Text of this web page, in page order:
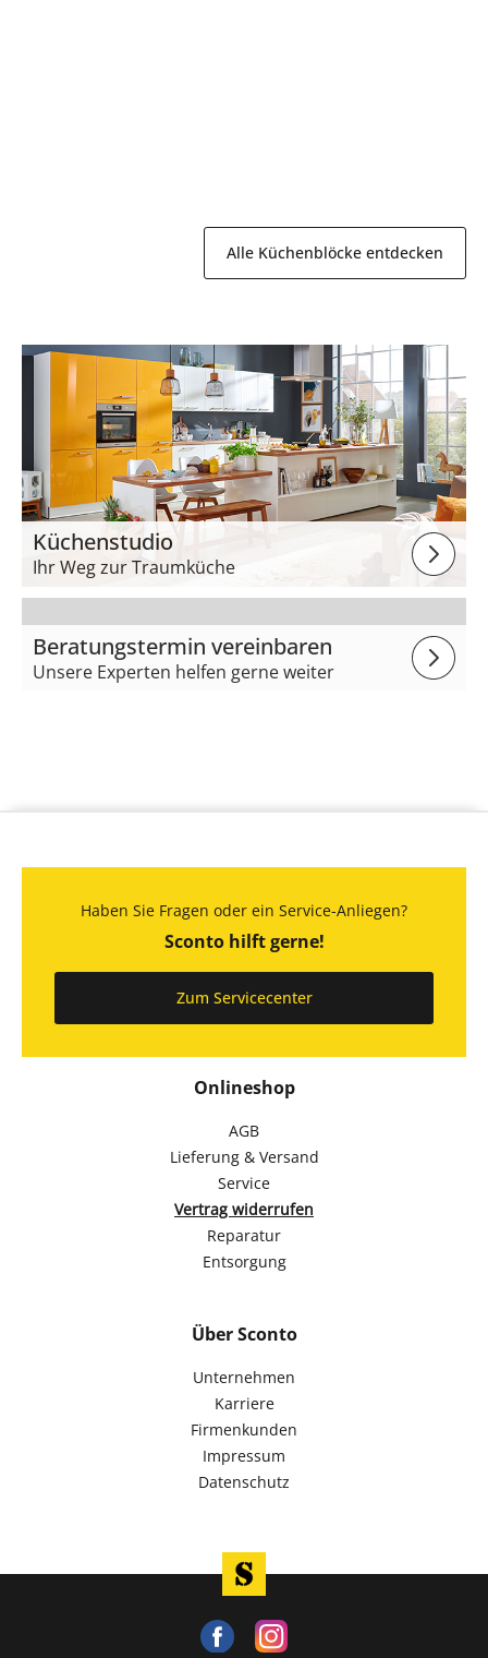
Alle Küchenblöcke entdecken
Küchenstudio
Ihr Weg zur Traumküche
Beratungstermin vereinbaren
Unsere Experten helfen gerne weiter
Onlineshop
AGB
Lieferung & Versand
Service
Vertrag widerrufen
Reparatur
Entsorgung
Über Sconto
Unternehmen
Karriere
Firmenkunden
Impressum
Datenschutz
Haben Sie Fragen oder ein Service-Anliegen?
Sconto hilft gerne!
Zum Servicecenter